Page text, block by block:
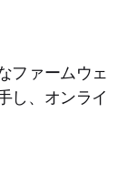
ファームウェ
し、オンライ